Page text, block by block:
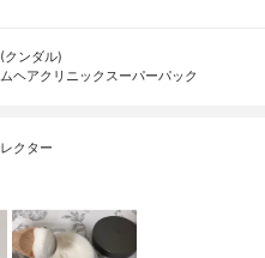
クンダル)
ヘアクリニックスーパーパック
クター